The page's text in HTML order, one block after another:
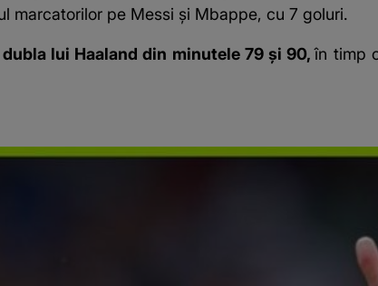
marcatorilor pe Messi și Mbappe, cu 7 goluri.
dubla lui Haaland din minutele 79 și 90,în timp